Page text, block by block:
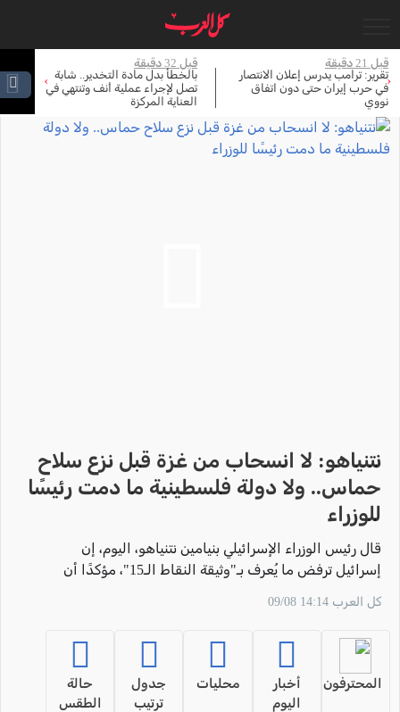
قبل 21 دقيقة
تقرير: ترامب يدرس إعلان الانتصار
في حرب إيران حتى دون اتفاق
نووي
قبل 32 دقيقة
بالخطأ بدل مادة التخدير.. شابة
تصل لإجراء عملية أنف وتنتهي في
العناية المركزة
‹
›
نتنياهو: لا انسحاب من غزة قبل نزع سلاح
حماس.. ولا دولة فلسطينية ما دمت رئيسًا
للوزراء
قال رئيس الوزراء الإسرائيلي بنيامين نتنياهو، اليوم، إن
إسرائيل ترفض ما يُعرف بـ"وثيقة النقاط الـ15"، مؤكدًا أن
قبل "تفكيك حماس ونزع سلاحها بشكل حقيقي"، بحسب
تعبيره.
كل العرب 14:14 09/08
المحترفون
أخبار
اليوم
محليات
جدول
ترتيب
حالة
الطقس